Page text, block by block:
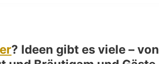
? Ideen gibt es viele – von